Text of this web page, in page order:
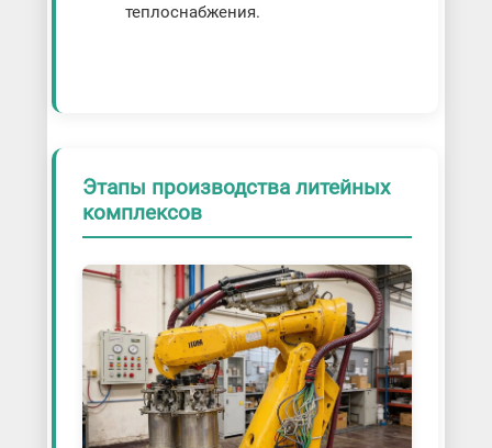
теплоснабжения.
Этапы производства литейных
комплексов